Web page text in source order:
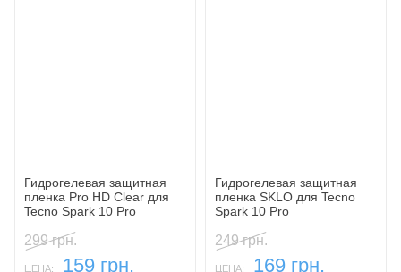
Гидрогелевая защитная
пленка Pro HD Clear для
Tecno Spark 10 Pro
299 грн.
ЦЕНА: 159 грн.
Гидрогелевая защитная
пленка SKLO для Tecno
Spark 10 Pro
249 грн.
ЦЕНА: 169 грн.